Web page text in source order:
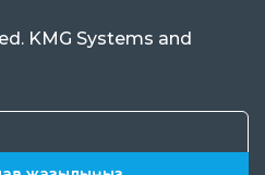
KMG Systems and